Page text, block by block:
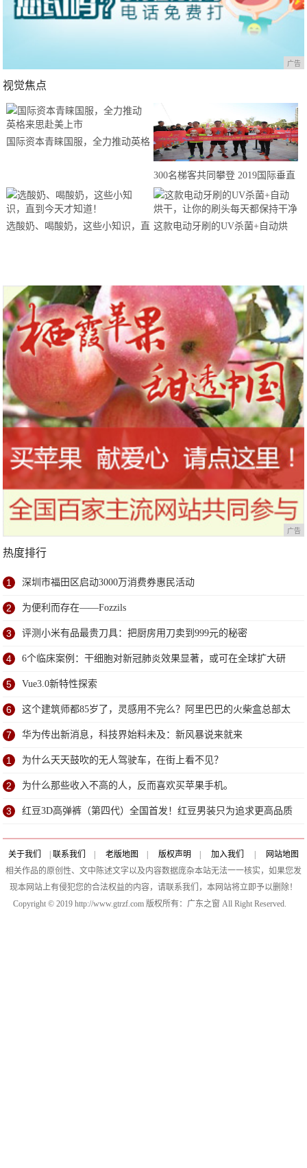
广告
视觉焦点
国际资本青睐国服，全力推动英格
300名梯客共同攀登 2019国际垂直
马拉松超级精英赛顺德海骏达中心
站欢乐开跑
选酸奶、喝酸奶，这些小知识，直 这款电动牙刷的UV杀菌+自动烘
广告
热度排行
1 深圳市福田区启动3000万消费券惠民活动
2 为便利而存在——Fozzils
3 评测小米有品最贵刀具：把厨房用刀卖到999元的秘密
4 6个临床案例：干细胞对新冠肺炎效果显著，或可在全球扩大研
究
5 Vue3.0新特性探索
6 这个建筑师都85岁了，灵感用不完么？阿里巴巴的火柴盒总部太
赞了
7 华为传出新消息，科技界始料未及：新风暴说来就来
1 为什么天天鼓吹的无人驾驶车，在街上看不见？
2 为什么那些收入不高的人，反而喜欢买苹果手机。
3 红豆3D高弹裤（第四代）全国首发！红豆男装只为追求更高品质
关于我们 联系我们 老版地图 版权声明 加入我们
网站地图
相关作品的原创性、文中陈述文字以及内容数据庞杂本站无法一一核实，如果您发
现本网站上有侵犯您的合法权益的内容，请联系我们，本网站将立即予以删除！
Copyright © 2019 http://www.gtrzf.com 版权所有：广东之窗 All Right Reserved.